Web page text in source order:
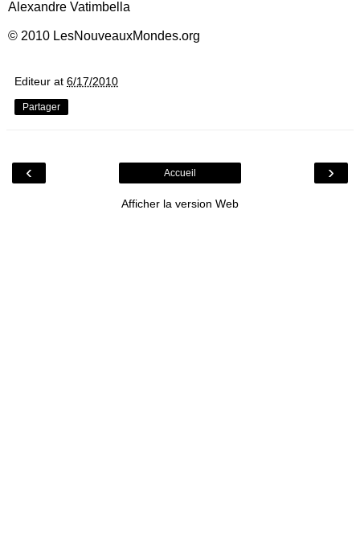
Alexandre Vatimbella
© 2010 LesNouveauxMondes.org
Editeur at 6/17/2010
Partager
‹ ›
Accueil
Afficher la version Web